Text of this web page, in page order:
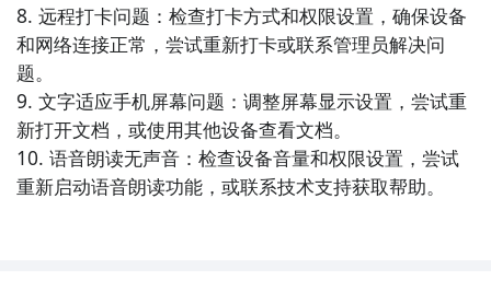
提供多端同步和共享功能，帮助用户高效地整理和管理
笔记内容。
8. 《腾讯文档》- 腾讯文档是一款在线协作文档工具，
支持多人同时编辑和实时评论，提供丰富的格式设置和
插入功能，方便团队成员进行协同办公和文件共享。
8. 远程打卡问题：检查打卡方式和权限设置，确保设备
和网络连接正常，尝试重新打卡或联系管理员解决问
题。
9. 文字适应手机屏幕问题：调整屏幕显示设置，尝试重
新打开文档，或使用其他设备查看文档。
10. 语音朗读无声音：检查设备音量和权限设置，尝试
重新启动语音朗读功能，或联系技术支持获取帮助。